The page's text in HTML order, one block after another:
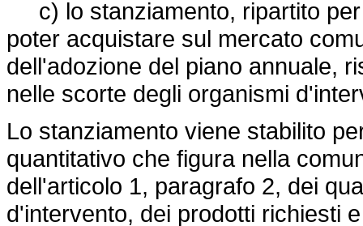
c) lo stanziamento, ripartito per
poter acquistare sul mercato
dell'adozione del piano annuale,
nelle scorte degli organismi
Lo stanziamento viene stabilito
quantitativo che figura nella
dell'articolo 1, paragrafo 2, dei
d'intervento, dei prodotti richiesti